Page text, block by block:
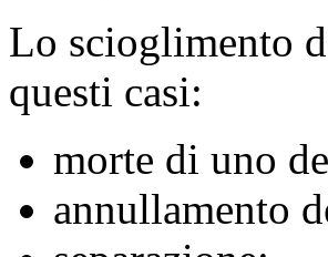
Lo scioglimento
questi casi:
morte di uno
annullamento